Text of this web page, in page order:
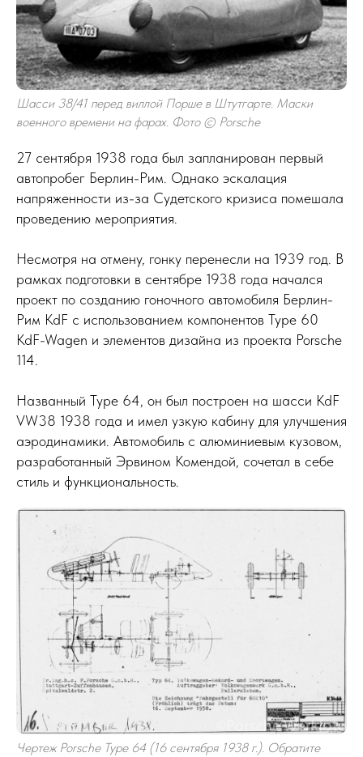
Шасси 38/41 перед виллой Порше в Штутгарте. Маски
военного времени на фарах. Фото © Porsche
27 сентября 1938 года был запланирован первый
автопробег Берлин-Рим. Однако эскалация
напряженности из-за Судетского кризиса помешала
проведению мероприятия.
Несмотря на отмену, гонку перенесли на 1939 год. В
рамках подготовки в сентябре 1938 года начался
проект по созданию гоночного автомобиля Берлин-
Рим KdF с использованием компонентов Type 60
KdF-Wagen и элементов дизайна из проекта Porsche
114.
Названный Type 64, он был построен на шасси KdF
VW38 1938 года и имел узкую кабину для улучшения
аэродинамики. Автомобиль с алюминиевым кузовом,
разработанный Эрвином Комендой, сочетал в себе
стиль и функциональность.
Чертеж Porsche Type 64 (16 сентября 1938 г.). Обратите